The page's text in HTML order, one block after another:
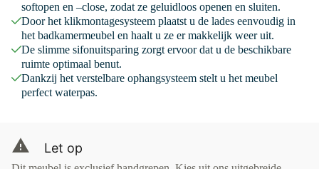
softopen en –close, zodat ze geluidloos openen en sluiten.
Door het klikmontagesysteem plaatst u de lades eenvoudig in
het badkamermeubel en haalt u ze er makkelijk weer uit.
De slimme sifonuitsparing zorgt ervoor dat u de beschikbare
ruimte optimaal benut.
Dankzij het verstelbare ophangsysteem stelt u het meubel
perfect waterpas.
Let op